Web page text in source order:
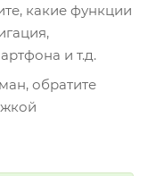
какие функции
и т.д.
обратите